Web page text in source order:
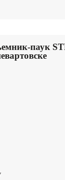
паук